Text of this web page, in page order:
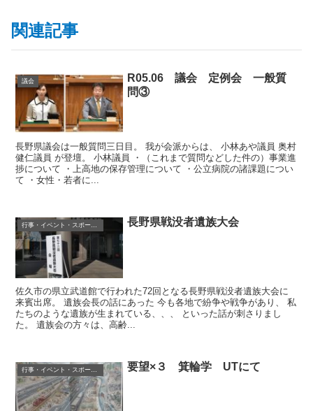
関連記事
議会
R05.06 議会 定例会 一般質
問③
長野県議会は一般質問三日目。 我が会派からは、 小林あや議員 奥村
健仁議員 が登壇。 小林議員 ・（これまで質問などした件の）事業進
捗について ・上高地の保存管理について ・公立病院の諸課題につい
て ・女性・若者に...
行事・イベント・スポーツ等 長野県戦没者遺族大会
佐久市の県立武道館で行われた72回となる長野県戦没者遺族大会に
来賓出席。 遺族会長の話にあった 今も各地で紛争や戦争があり、 私
たちのような遺族が生まれている、、、 といった話が刺さりまし
た。 遺族会の方々は、高齢...
行事・イベント・スポーツ等 要望×３ 箕輪学 UTにて